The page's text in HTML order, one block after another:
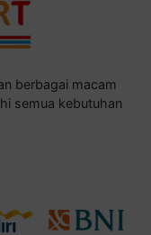
berbagai macam
semua kebutuhan